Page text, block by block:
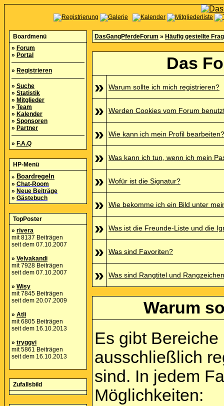
Boardmenü
» Forum
» Portal
» Registrieren
» Suche
» Statistik
» Mitglieder
» Team
» Kalender
» Sponsoren
» Partner
» F.A.Q
HP-Menü
» Boardregeln
» Chat-Room
» Neue Beiträge
» Gästebuch
TopPoster
» rivera
mit 8137 Beiträgen
seit dem 07.10.2007
» Velvakandi
mit 7928 Beiträgen
seit dem 07.10.2007
» Wisy
mit 7845 Beiträgen
seit dem 20.07.2009
» Atli
mit 6805 Beiträgen
seit dem 16.10.2013
» tryggvi
mit 5861 Beiträgen
seit dem 16.10.2013
Zufallsbild
DasGangPferdeForum » Häufig gestellte
Das
»
Warum sollte ich mich registrieren?
» Werden Cookies vom Forum
» Wie kann ich mein Profil bearbeiten?
» Was kann ich tun, wenn ich mein
» Wofür ist die Signatur?
» Wie bekomme ich ein Bild unter
» Was ist die Freunde-Liste und die
» Was sind Favoriten?
» Was sind Rangtitel und
Warum
Es gibt
ausschließlich
sind. In jedem
Möglichkeiten: